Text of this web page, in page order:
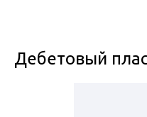
Дебетовый